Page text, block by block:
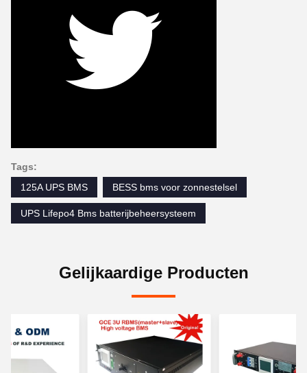
Tags:
125A UPS BMS
BESS bms voor zonnestelsel
UPS Lifepo4 Bms batterijbeheersysteem
Gelijkaardige Producten